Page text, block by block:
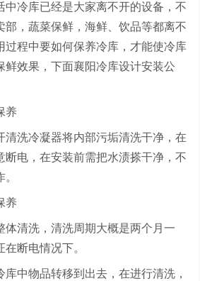
中冷库已经是大家离不开的设备，不
部，蔬菜保鲜，海鲜、饮品等都离不
过程中要如何保养冷库，才能使冷库
鲜效果，下面襄阳冷库设计安装公
养
清洗冷凝器将内部污垢清洗干净，在
断电，在安装前需把水渍搽干净，不
养
体清洗，清洗周期大概是两个月一
断电情况下。
中物品转移到出去，在进行清洗，